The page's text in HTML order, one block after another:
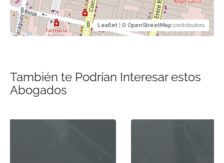
Leaflet | © OpenStreetMap contributors
También te Podrían Interesar estos
Abogados